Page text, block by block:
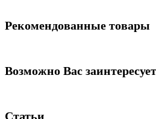
Рекомендованные товары
Возможно Вас заинтересует
Статьи